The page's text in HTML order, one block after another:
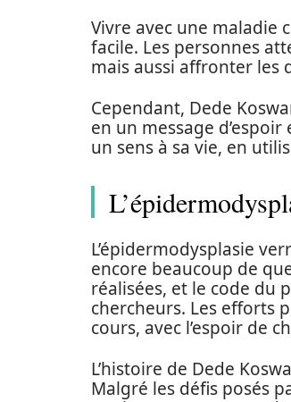
Vivre avec une maladie
facile. Les personnes
mais aussi affronter les
Cependant, Dede
en un message
un sens à sa vie, en
L’épidermodysplasie
encore beaucoup de
réalisées, et le code du
chercheurs. Les efforts
cours, avec l’espoir de
L’histoire de Dede
Malgré les défis posés